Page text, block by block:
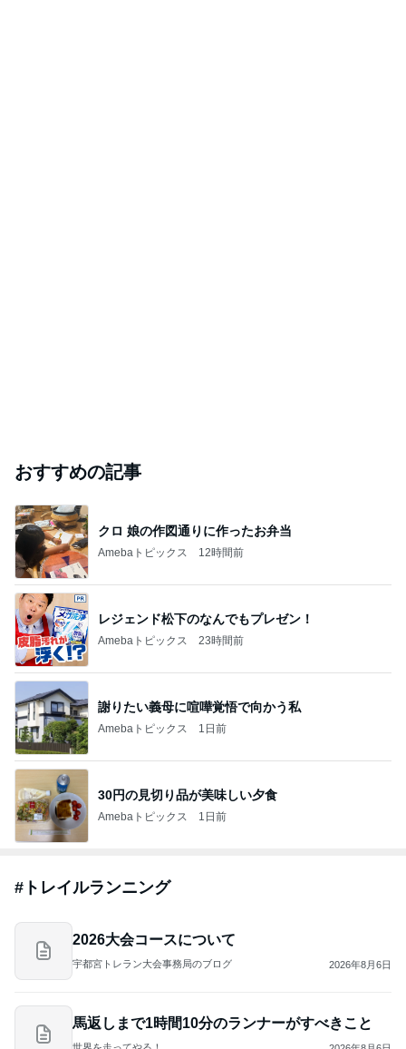
おすすめの記事
クロ 娘の作図通りに作ったお弁当
Amebaトピックス 12時間前
レジェンド松下のなんでもプレゼン！
Amebaトピックス 23時間前
謝りたい義母に喧嘩覚悟で向かう私
Amebaトピックス 1日前
30円の見切り品が美味しい夕食
Amebaトピックス 1日前
# トレイルランニング
2026大会コースについて
宇都宮トレラン大会事務局のブログ 2026年8月6日
馬返しまで1時間10分のランナーがすべきこと